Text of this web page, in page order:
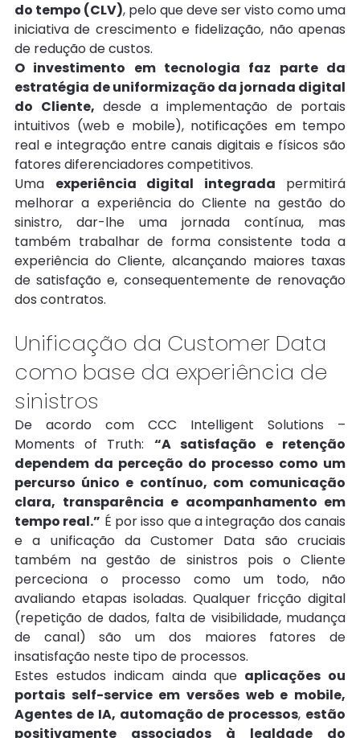
do tempo (CLV), pelo que deve ser visto como uma
iniciativa de crescimento e fidelização, não apenas
de redução de custos.
O investimento em tecnologia faz parte da
estratégia de uniformização da jornada digital
do Cliente, desde a implementação de portais
intuitivos (web e mobile), notificações em tempo
real e integração entre canais digitais e físicos são
fatores diferenciadores competitivos.
Uma experiência digital integrada permitirá
melhorar a experiência do Cliente na gestão do
sinistro, dar-lhe uma jornada contínua, mas
também trabalhar de forma consistente toda a
experiência do Cliente, alcançando maiores taxas
de satisfação e, consequentemente de renovação
dos contratos.
Unificação da Customer Data
como base da experiência de
sinistros
De acordo com CCC Intelligent Solutions –
Moments of Truth: “A satisfação e retenção
dependem da perceção do processo como um
percurso único e contínuo, com comunicação
clara, transparência e acompanhamento em
tempo real.” É por isso que a integração dos canais
e a unificação da Customer Data são cruciais
também na gestão de sinistros pois o Cliente
perceciona o processo como um todo, não
avaliando etapas isoladas. Qualquer fricção digital
(repetição de dados, falta de visibilidade, mudança
de canal) são um dos maiores fatores de
insatisfação neste tipo de processos.
Estes estudos indicam ainda que aplicações ou
portais self-service em versões web e mobile,
Agentes de IA, automação de processos, estão
positivamente associados à
lealdade do